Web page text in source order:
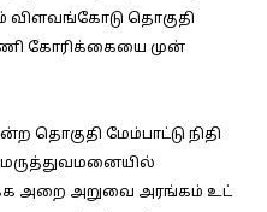
விளவங்கோடு தொகுதி
கோரிக்கையை முன்
தொகுதி மேம்பாட்டு நிதி
மருத்துவமனையில்
அறை அறுவை அரங்கம் உட்